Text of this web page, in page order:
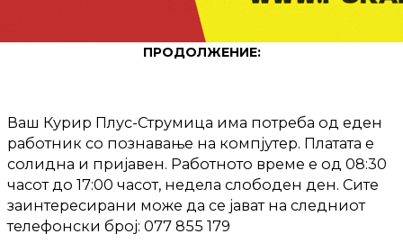
ПРОДОЛЖЕНИЕ:
Ваш Курир Плус-Струмица има потреба од еден
работник со познавање на компјутер. Платата е
солидна и пријавен. Работното време е од 08:30
часот до 17:00 часот, недела слободен ден. Сите
заинтересирани може да се јават на следниот
телефонски број: 077 855 179